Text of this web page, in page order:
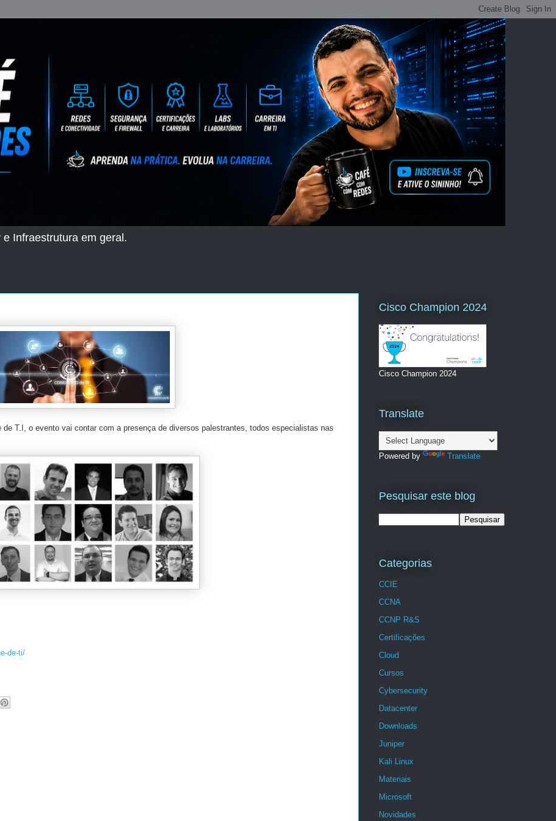
Infraestrutura em geral.
T.I, o evento vai contar com a presença de diversos palestrantes, todos especialistas nas
de-ti/
Cisco Champion 2024
Cisco Champion 2024
Translate
Powered by Translate
Pesquisar este blog
Categorias
CCIE
CCNA
CCNP R&S
Certificações
Cloud
Cursos
Cybersecurity
Datacenter
Downloads
Juniper
Kali Linux
Materiais
Microsoft
Novidades